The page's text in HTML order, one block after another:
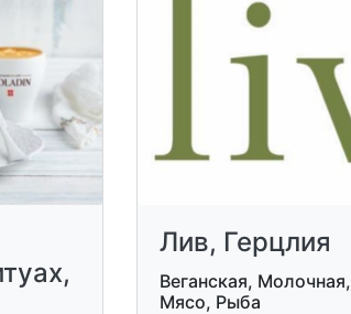
Лив, Герцлия
Веганская, Молочная,
Мясо, Рыба